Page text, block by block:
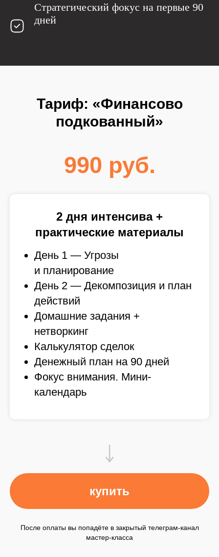
Стратегический фокус на первые 90
дней
Тариф: «Финансово
подкованный»
990 руб.
2 дня интенсива +
практические материалы
День 1 — Угрозы
и планирование
День 2 — Декомпозиция и план
действий
Домашние задания +
нетворкинг
Калькулятор сделок
Денежный план на 90 дней
Фокус внимания. Мини-
календарь
купить
После оплаты вы попадёте в закрытый телеграм-канал
мастер-класса